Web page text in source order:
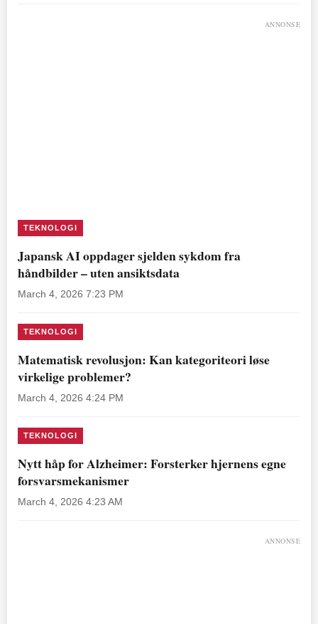
ANNONSE
TEKNOLOGI
Japansk AI oppdager sjelden sykdom fra
håndbilder – uten ansiktsdata
March 4, 2026 7:23 PM
TEKNOLOGI
Matematisk revolusjon: Kan kategoriteori løse
virkelige problemer?
March 4, 2026 4:24 PM
TEKNOLOGI
Nytt håp for Alzheimer: Forsterker hjernens egne
forsvarsmekanismer
March 4, 2026 4:23 AM
ANNONSE